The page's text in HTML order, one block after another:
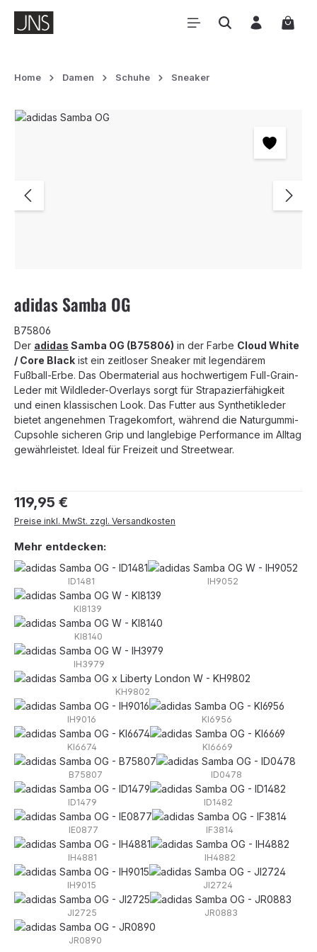
Zum Hauptinhalt springen
Home Damen Schuhe Sneaker
Bildergalerie überspringen
adidas Samba OG
B75806
Der adidas Samba OG (B75806) in der Farbe Cloud White
/ Core Black ist ein zeitloser Sneaker mit legendärem
Fußball-Erbe. Das Obermaterial aus hochwertigem Full-Grain-
Leder mit Wildleder-Overlays sorgt für Strapazierfähigkeit
und einen klassischen Look. Das Futter aus Synthetikleder
bietet angenehmen Tragekomfort, während die Naturgummi-
Cupsohle sicheren Grip und langlebige Performance im Alltag
gewährleistet. Ideal für Freizeit und Streetwear.
Regulärer Preis:
119,95 €
Preise inkl. MwSt. zzgl. Versandkosten
Mehr entdecken:
ID1481 IH9052
KI8139
KI8140
IH3979
KH9802
IH9016 KI6956
KI6674 KI6669
B75807 ID0478
ID1479 ID1482
IE0877 IF3814
IH4881 IH4882
IH9015 JI2724
JI2725 JR0883
JR0890